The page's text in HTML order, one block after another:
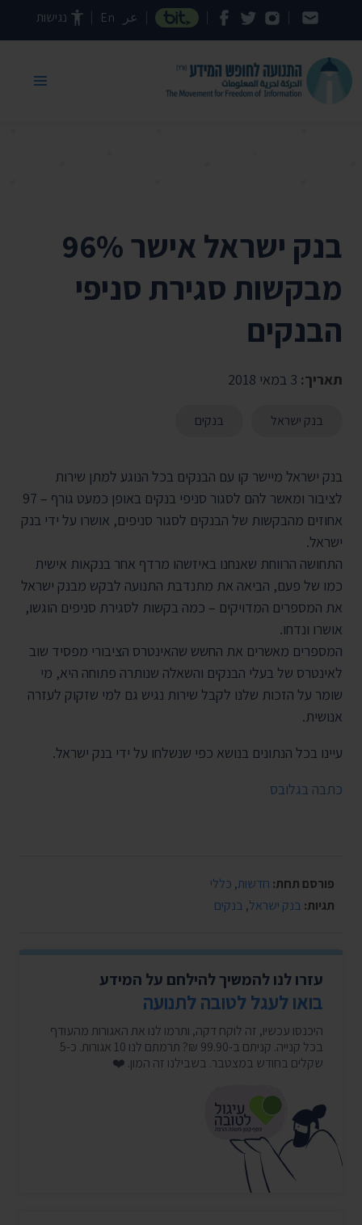
דילוג לתוכן העמוד عر En נגישות
בנק ישראל אישר 96%
מבקשות סגירת סניפי
הבנקים
תאריך:
בנק ישראל בנקים
בנק ישראל מיישר קו עם הבנקים בכל הנוגע למתן שירות
לציבור ומאשר להם לסגור סניפי בנקים באופן כמעט גורף – 97
אחוזים מהבקשות של הבנקים לסגור סניפים, אושרו על ידי בנק
ישראל.
התחושה הרווחת שאנחנו באיזשהו מרדף אחר בנקאות אישית
כמו של פעם, הביאה את מתנדבת התנועה לבקש מבנק ישראל
את המספרים המדויקים – כמה בקשות לסגירת סניפים הוגשו,
אושרו ונדחו.
המספרים מאשרים את החשש שהאינטרס הציבורי מפסיד שוב
לאינטרס של בעלי הבנקים והשאלה שנותרה פתוחה היא, מי
שומר על הזכות שלנו לקבל שירות נגיש גם למי שזקוק לעזרה
אנושית.
עיינו בכל הנתונים בנושא כפי שנשלחו על ידי בנק ישראל.
כתבה בגלובס
פורסם תחת: חדשות, כללי
תגיות: בנק ישראל, בנקים
עזרו לנו להמשיך להילחם על המידע
בואו לעגל לטובה לתנועה
היכנסו עכשיו, זה לוקח דקה, ותרמו לנו את האגורות מהעודף
בכל קנייה. קניתם ב-99.90 ₪? תרמתם לנו 10 אגורות. כ-5
שקלים בחודש במצטבר. בשבילנו זה המון. ❤️